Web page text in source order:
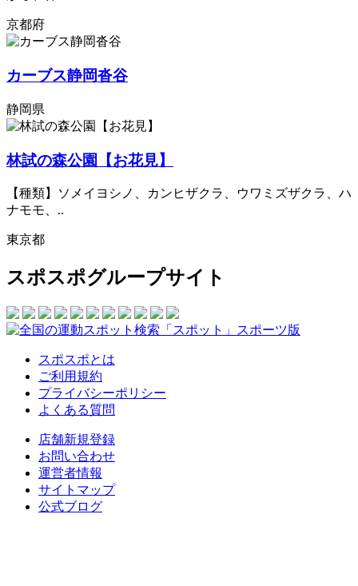
京都府
カーブス静岡沓谷
静岡県
林試の森公園【お花見】
【種類】ソメイヨシノ、カンヒザクラ、ウワミズザクラ、ハ
ナモモ、..
東京都
スポスポグループサイト
スポスポとは
ご利用規約
プライバシーポリシー
よくある質問
店舗新規登録
お問い合わせ
運営者情報
サイトマップ
公式ブログ